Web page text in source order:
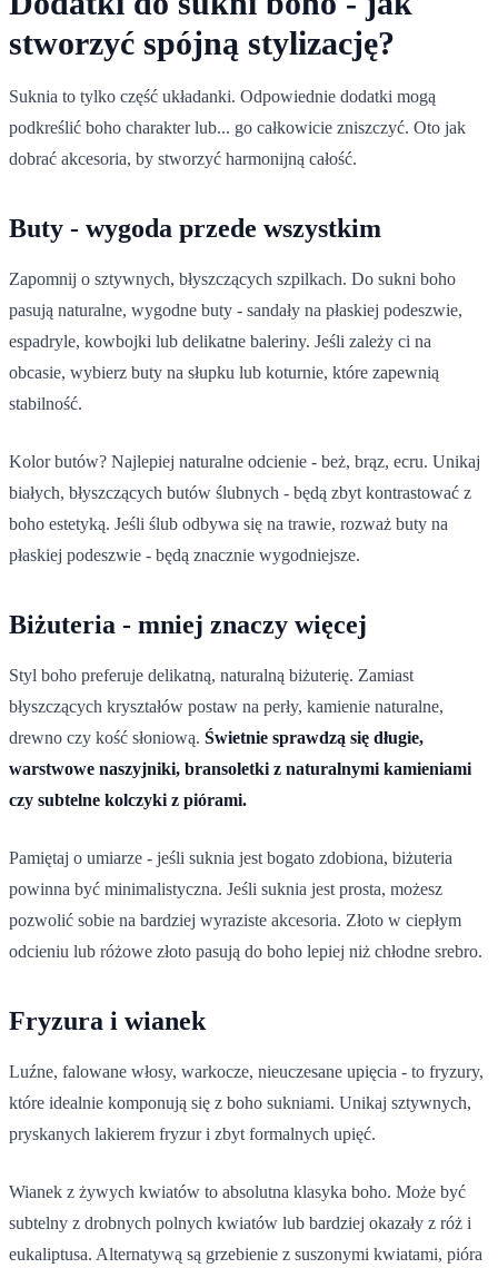
stworzyć spójną stylizację?
Suknia to tylko część układanki. Odpowiednie dodatki mogą
podkreślić boho charakter lub... go całkowicie zniszczyć. Oto jak
dobrać akcesoria, by stworzyć harmonijną całość.
Buty - wygoda przede wszystkim
Zapomnij o sztywnych, błyszczących szpilkach. Do sukni boho
pasują naturalne, wygodne buty - sandały na płaskiej podeszwie,
espadryle, kowbojki lub delikatne baleriny. Jeśli zależy ci na
obcasie, wybierz buty na słupku lub koturnie, które zapewnią
stabilność.
Kolor butów? Najlepiej naturalne odcienie - beż, brąz, ecru. Unikaj
białych, błyszczących butów ślubnych - będą zbyt kontrastować z
boho estetyką. Jeśli ślub odbywa się na trawie, rozważ buty na
płaskiej podeszwie - będą znacznie wygodniejsze.
Biżuteria - mniej znaczy więcej
Styl boho preferuje delikatną, naturalną biżuterię. Zamiast
błyszczących kryształów postaw na perły, kamienie naturalne,
drewno czy kość słoniową. Świetnie sprawdzą się długie,
warstwowe naszyjniki, bransoletki z naturalnymi kamieniami
czy subtelne kolczyki z piórami.
Pamiętaj o umiarze - jeśli suknia jest bogato zdobiona, biżuteria
powinna być minimalistyczna. Jeśli suknia jest prosta, możesz
pozwolić sobie na bardziej wyraziste akcesoria. Złoto w ciepłym
odcieniu lub różowe złoto pasują do boho lepiej niż chłodne srebro.
Fryzura i wianek
Luźne, falowane włosy, warkocze, nieuczesane upięcia - to fryzury,
które idealnie komponują się z boho sukniami. Unikaj sztywnych,
pryskanych lakierem fryzur i zbyt formalnych upięć.
Wianek z żywych kwiatów to absolutna klasyka boho. Może być
subtelny z drobnych polnych kwiatów lub bardziej okazały z róż i
eukaliptusa. Alternatywą są grzebienie z suszonymi kwiatami, pióra